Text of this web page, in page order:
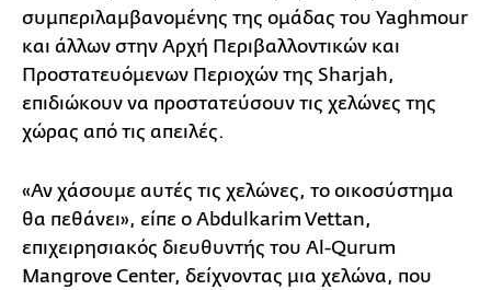
συμπεριλαμβανομένης της ομάδας του Yaghmour
και άλλων στην Αρχή Περιβαλλοντικών και
Προστατευόμενων Περιοχών της Sharjah,
επιδιώκουν να προστατεύσουν τις χελώνες της
χώρας από τις απειλές.
«Αν χάσουμε αυτές τις χελώνες, το οικοσύστημα
θα πεθάνει», είπε ο Abdulkarim Vettan,
επιχειρησιακός διευθυντής του Al-Qurum
Mangrove Center, δείχνοντας μια χελώνα, που